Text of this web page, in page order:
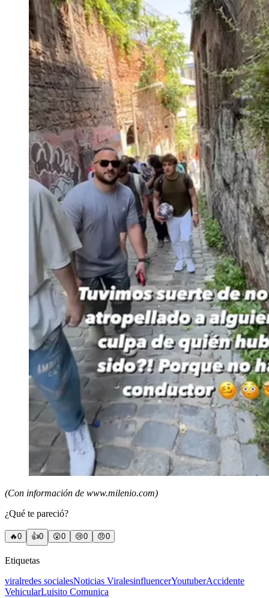
(Con información de www.milenio.com)
¿Qué te pareció?
🔥0 👍0 😲0 😢0 😠0
Etiquetas
viralredes socialesNoticias ViralesinfluencerYoutuberAccidente
VehicularLuisito Comunica